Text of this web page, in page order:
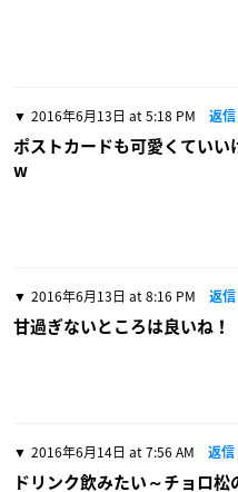
2016年6月13日 at 5:18 PM 返信
ポストカードも可愛くていい
w
2016年6月13日 at 8:16 PM 返信
甘過ぎないところは良いね！
2016年6月14日 at 7:56 AM 返信
ドリンク飲みたい～チョロ